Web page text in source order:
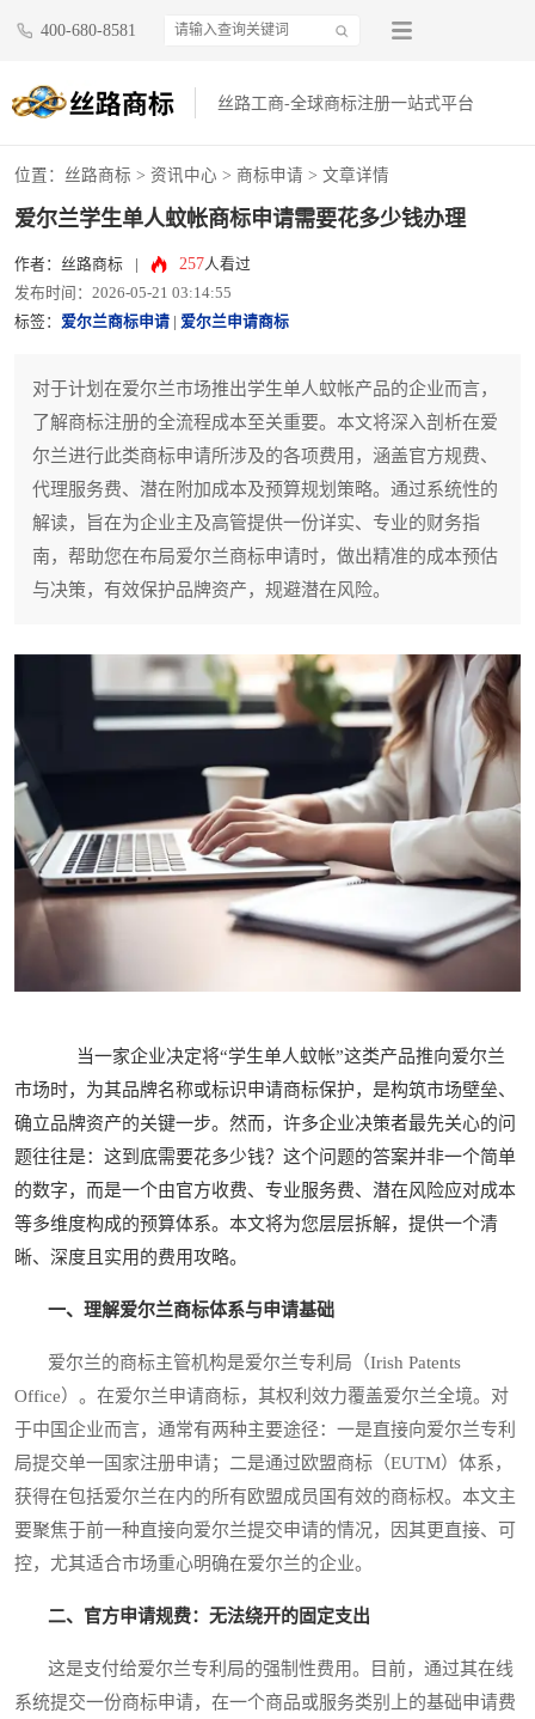
400-680-8581
丝路工商-全球商标注册一站式平台
位置： 丝路商标 > 资讯中心 > 商标申请 > 文章详情
爱尔兰学生单人蚊帐商标申请需要花多少钱办理
作者：丝路商标 257人看过
发布时间：2026-05-21 03:14:55
标签： 爱尔兰商标申请 爱尔兰申请商标
对于计划在爱尔兰市场推出学生单人蚊帐产品的企业而言，
了解商标注册的全流程成本至关重要。本文将深入剖析在爱
尔兰进行此类商标申请所涉及的各项费用，涵盖官方规费、
代理服务费、潜在附加成本及预算规划策略。通过系统性的
解读，旨在为企业主及高管提供一份详实、专业的财务指
南，帮助您在布局爱尔兰商标申请时，做出精准的成本预估
与决策，有效保护品牌资产，规避潜在风险。
当一家企业决定将“学生单人蚊帐”这类产品推向爱尔兰
市场时，为其品牌名称或标识申请商标保护，是构筑市场壁垒、
确立品牌资产的关键一步。然而，许多企业决策者最先关心的问
题往往是：这到底需要花多少钱？这个问题的答案并非一个简单
的数字，而是一个由官方收费、专业服务费、潜在风险应对成本
等多维度构成的预算体系。本文将为您层层拆解，提供一个清
晰、深度且实用的费用攻略。
一、理解爱尔兰商标体系与申请基础
爱尔兰的商标主管机构是爱尔兰专利局（Irish Patents
Office）。在爱尔兰申请商标，其权利效力覆盖爱尔兰全境。对
于中国企业而言，通常有两种主要途径：一是直接向爱尔兰专利
局提交单一国家注册申请；二是通过欧盟商标（EUTM）体系，
获得在包括爱尔兰在内的所有欧盟成员国有效的商标权。本文主
要聚焦于前一种直接向爱尔兰提交申请的情况，因其更直接、可
控，尤其适合市场重心明确在爱尔兰的企业。
二、官方申请规费：无法绕开的固定支出
这是支付给爱尔兰专利局的强制性费用。目前，通过其在线
系统提交一份商标申请，在一个商品或服务类别上的基础申请费